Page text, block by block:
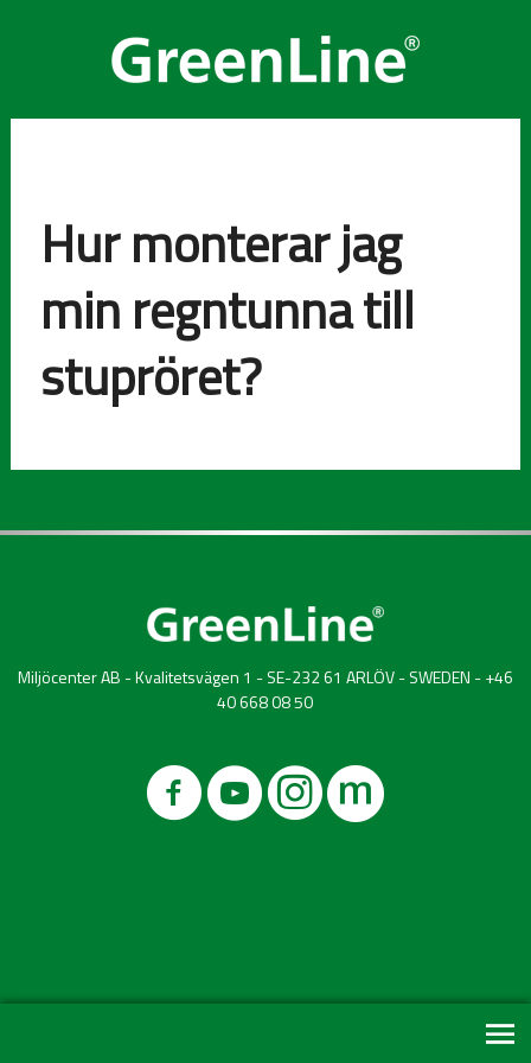
Hur monterar jag
min regntunna till
stupröret?
Miljöcenter AB - Kvalitetsvägen 1 - SE-232 61 ARLÖV - SWEDEN - +46
40 668 08 50